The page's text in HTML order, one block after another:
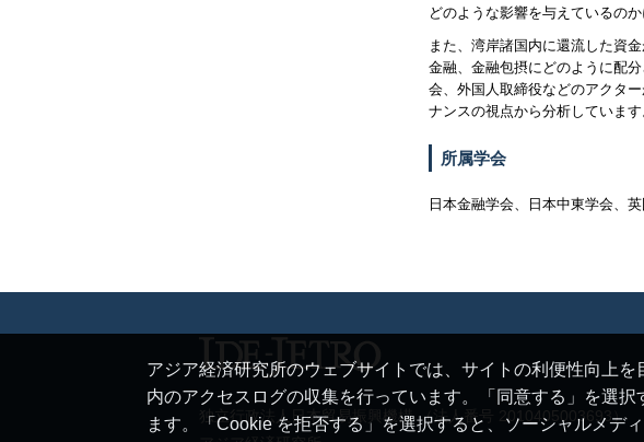
どのような影響を与えているの
また、湾岸諸国内に還流した資
金融、金融包摂にどのように配
会、外国人取締役などのアクタ
ナンスの視点から分析しています
所属学会
日本金融学会、日本中東学会、
独立行政法人日本貿易振興機構 （法人番号 2010405003693）
アジア経済研究所のウェブサイトでは、サイトの利便性向上
内のアクセスログの収集を行っています。「同意する」を選
ます。「Cookie を拒否する」を選択すると、ソーシャルメデ